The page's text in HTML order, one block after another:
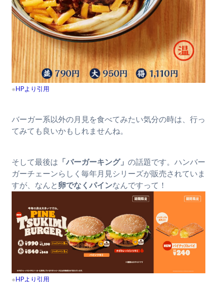
※ HPより引用
バーガー系以外の月見を食べてみたい気分の時は、行っ
てみても良いかもしれませんね。
そして最後は 「バーガーキング」 の話題です。ハンバー
ガーチェーンらしく毎年月見シリーズが販売されていま
すが、なんと 卵でなくパインなんですって！
※ HPより引用